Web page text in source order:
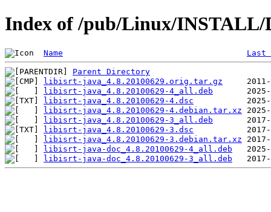
Index of /pub/Linux/
Name Last
Parent Directory
libisrt-java_4.8.20100629.orig.tar.gz
libisrt-java_4.8.20100629-4_all.deb
libisrt-java_4.8.20100629-4.dsc
libisrt-java_4.8.20100629-4.debian.tar.xz
libisrt-java_4.8.20100629-3_all.deb
libisrt-java_4.8.20100629-3.dsc
libisrt-java_4.8.20100629-3.debian.tar.xz
libisrt-java-doc_4.8.20100629-4_all.deb
libisrt-java-doc_4.8.20100629-3_all.deb